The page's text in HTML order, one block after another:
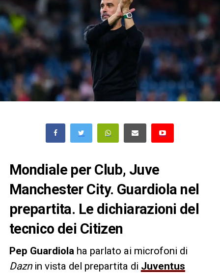
Mondiale per Club, Juve
Manchester City. Guardiola nel
prepartita. Le dichiarazioni del
tecnico dei Citizen
Pep Guardiola ha parlato ai microfoni di
Daznin vista del prepartita di Juventus